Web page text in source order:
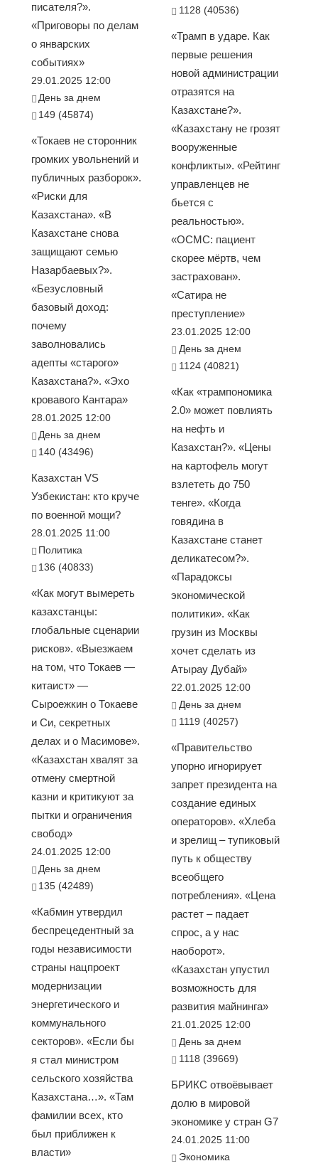
писателя?».
«Приговоры по делам
о январских
событиях»
29.01.2025 12:00
День за днем
149 (45874)
«Токаев не сторонник
громких увольнений и
публичных разборок».
«Риски для
Казахстана». «В
Казахстане снова
защищают семью
Назарбаевых?».
«Безусловный
базовый доход:
почему
заволновались
адепты «старого»
Казахстана?». «Эхо
кровавого Кантара»
28.01.2025 12:00
День за днем
140 (43496)
Казахстан VS
Узбекистан: кто круче
по военной мощи?
28.01.2025 11:00
Политика
136 (40833)
«Как могут вымереть
казахстанцы:
глобальные сценарии
рисков». «Выезжаем
на том, что Токаев —
китаист» —
Сыроежкин о Токаеве
и Си, секретных
делах и о Масимове».
«Казахстан хвалят за
отмену смертной
казни и критикуют за
пытки и ограничения
свобод»
24.01.2025 12:00
День за днем
135 (42489)
«Кабмин утвердил
беспрецедентный за
годы независимости
страны нацпроект
модернизации
энергетического и
коммунального
секторов». «Если бы
я стал министром
сельского хозяйства
Казахстана…». «Там
фамилии всех, кто
был приближен к
власти»
1128 (40536)
«Трамп в ударе. Как
первые решения
новой администрации
отразятся на
Казахстане?».
«Казахстану не грозят
вооруженные
конфликты». «Рейтинг
управленцев не
бьется с
реальностью».
«ОСМС: пациент
скорее мёртв, чем
застрахован».
«Сатира не
преступление»
23.01.2025 12:00
День за днем
1124 (40821)
«Как «трампономика
2.0» может повлиять
на нефть и
Казахстан?». «Цены
на картофель могут
взлететь до 750
тенге». «Когда
говядина в
Казахстане станет
деликатесом?».
«Парадоксы
экономической
политики». «Как
грузин из Москвы
хочет сделать из
Атырау Дубай»
22.01.2025 12:00
День за днем
1119 (40257)
«Правительство
упорно игнорирует
запрет президента на
создание единых
операторов». «Хлеба
и зрелищ – тупиковый
путь к обществу
всеобщего
потребления». «Цена
растет – падает
спрос, а у нас
наоборот».
«Казахстан упустил
возможность для
развития майнинга»
21.01.2025 12:00
День за днем
1118 (39669)
БРИКС отвоёвывает
долю в мировой
экономике у стран G7
24.01.2025 11:00
Экономика